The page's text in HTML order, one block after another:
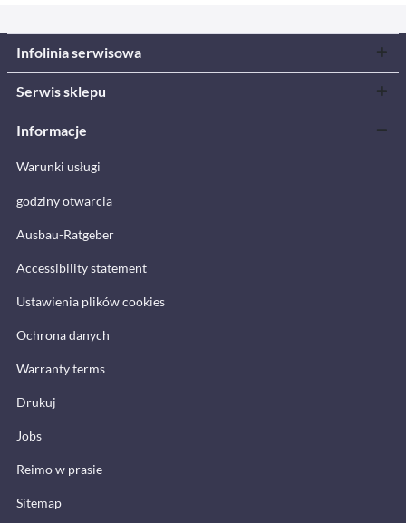
Infolinia serwisowa
Serwis sklepu
Informacje
Warunki usługi
godziny otwarcia
Ausbau-Ratgeber
Accessibility statement
Ustawienia plików cookies
Ochrona danych
Warranty terms
Drukuj
Jobs
Reimo w prasie
Sitemap